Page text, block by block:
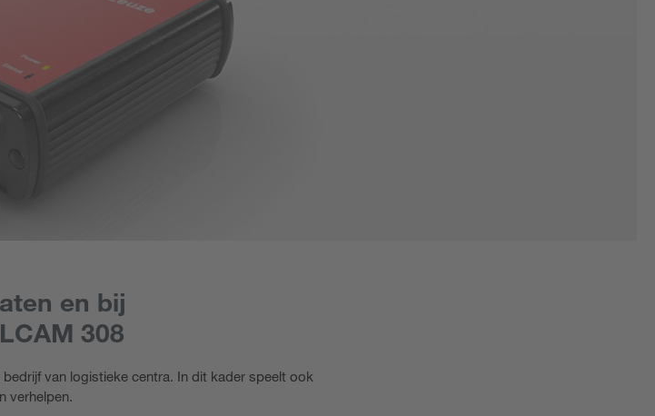
en bij
308
van logistieke centra. In dit kader speelt ook
verhelpen.